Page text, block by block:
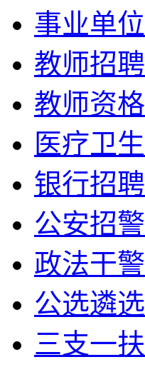
事业单位
教师招聘
教师资格
医疗卫生
银行招聘
公安招警
政法干警
公选遴选
三支一扶